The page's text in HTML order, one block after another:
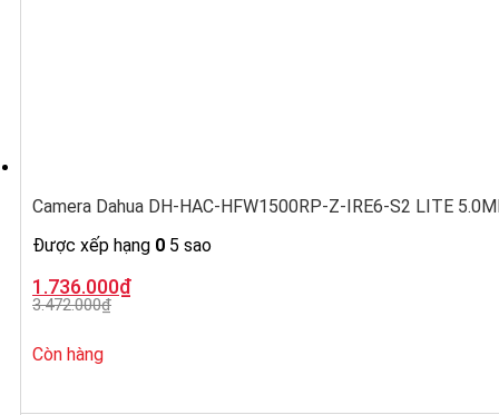
Camera Dahua DH-HAC-HFW1500RP-Z-IRE6-S2 LITE
Được xếp hạng 0 5 sao
3.472.000₫
Giá
gốc
là:
1.736.000₫
Giá
hiện
tại
1.736.000₫.
Còn hàng